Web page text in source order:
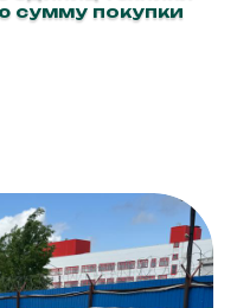
сумму покупки